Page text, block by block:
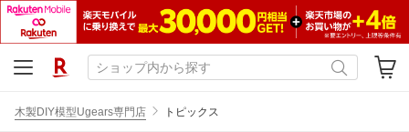
木製DIY模型Ugears専門店 トピックス